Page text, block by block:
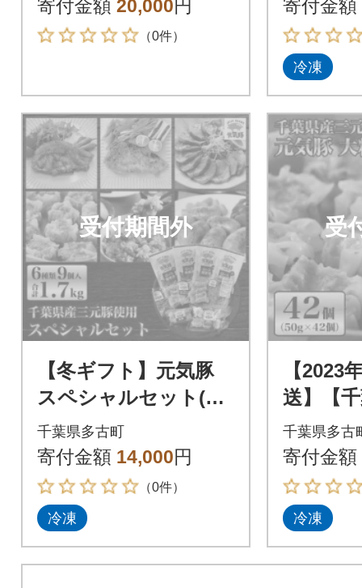
寄付金額 20,000円
（0件）
寄付金額
冷凍
受付期間外
【冬ギフト】元気豚
スペシャルセット(6
種類9個入)
千葉県多古町
寄付金額 14,000円
（0件）
冷凍
受
【2023
送】【
豚】元
売セッ
×42個)
千葉県多古
寄付金額
冷凍